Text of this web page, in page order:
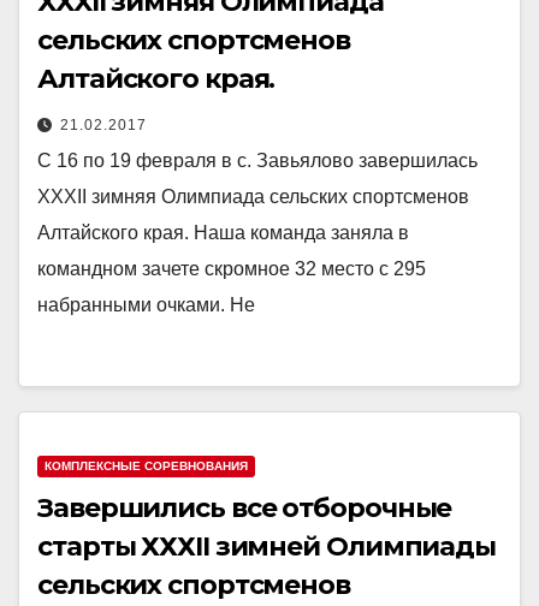
сельских спортсменов
Алтайского края.
21.02.2017
С 16 по 19 февраля в с. Завьялово завершилась
ХХХII зимняя Олимпиада сельских спортсменов
Алтайского края. Наша команда заняла в
командном зачете скромное 32 место с 295
набранными очками. Не
КОМПЛЕКСНЫЕ СОРЕВНОВАНИЯ
Завершились все отборочные
старты ХХХII зимней Олимпиады
сельских спортсменов